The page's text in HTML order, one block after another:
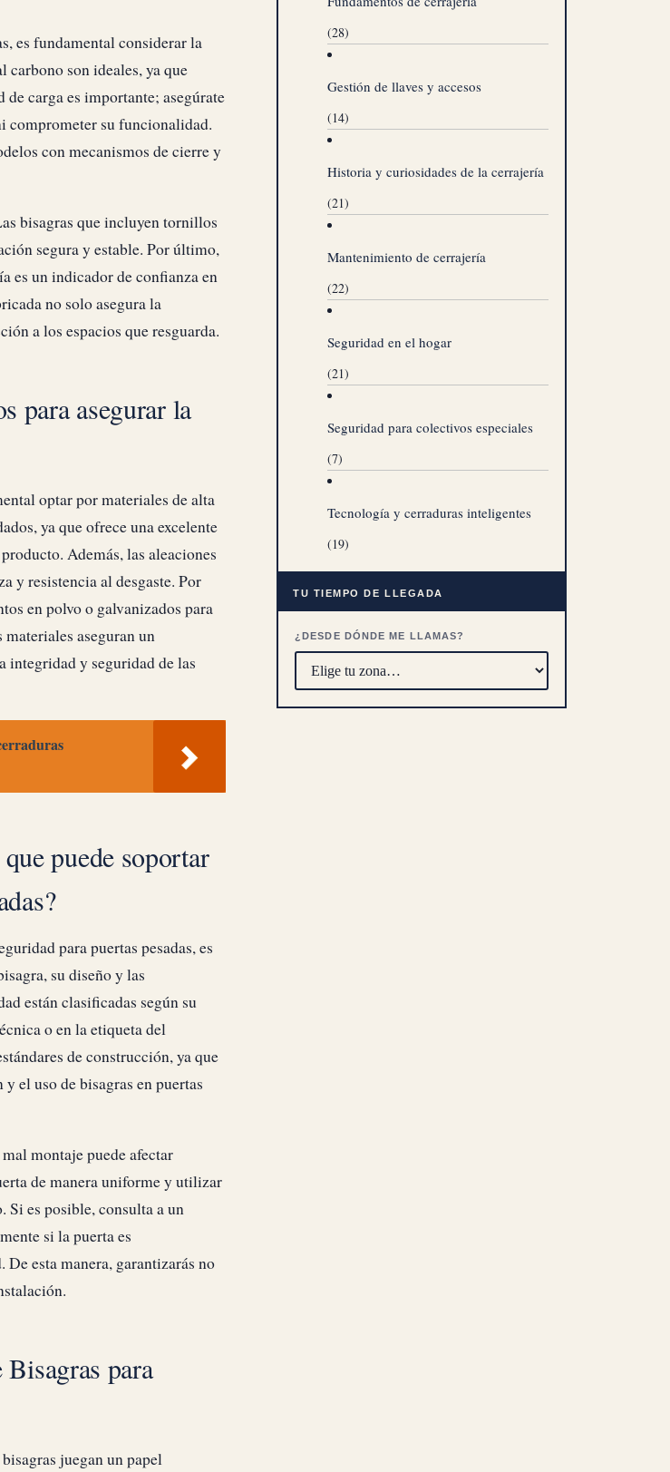
es fundamental considerar la
carbono son ideales, ya que
carga es importante; asegúrate
comprometer su funcionalidad.
con mecanismos de cierre y
bisagras que incluyen tornillos
segura y estable. Por último,
es un indicador de confianza en
no solo asegura la
a los espacios que resguarda.
para asegurar la
optar por materiales de alta
ya que ofrece una excelente
Además, las aleaciones
y resistencia al desgaste. Por
en polvo o galvanizados para
aseguran un
integridad y seguridad de las
puede soportar
para puertas pesadas, es
su diseño y las
están clasificadas según su
o en la etiqueta del
de construcción, ya que
el uso de bisagras en puertas
montaje puede afectar
de manera uniforme y utilizar
Si es posible, consulta a un
si la puerta es
esta manera, garantizarás no
para
juegan un papel
(28)
Gestión de llaves y accesos
(14)
Historia y curiosidades de la cerrajería
(21)
Mantenimiento de cerrajería
(22)
Seguridad en el hogar
(21)
Seguridad para colectivos especiales
(7)
Tecnología y cerraduras inteligentes
(19)
TU TIEMPO DE LLEGADA
¿DESDE DÓNDE ME LLAMAS?